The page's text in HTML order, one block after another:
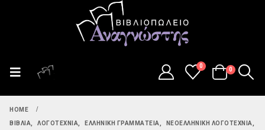
0
0
HOME
ΒΙΒΛΊΑ, ΛΟΓΟΤΕΧΝΊΑ, ΕΛΛΗΝΙΚΉ ΓΡΑΜΜΑΤΕΊΑ, ΝΕΟΕΛΛΗΝΙΚΉ ΛΟΓΟΤΕΧΝΊΑ,